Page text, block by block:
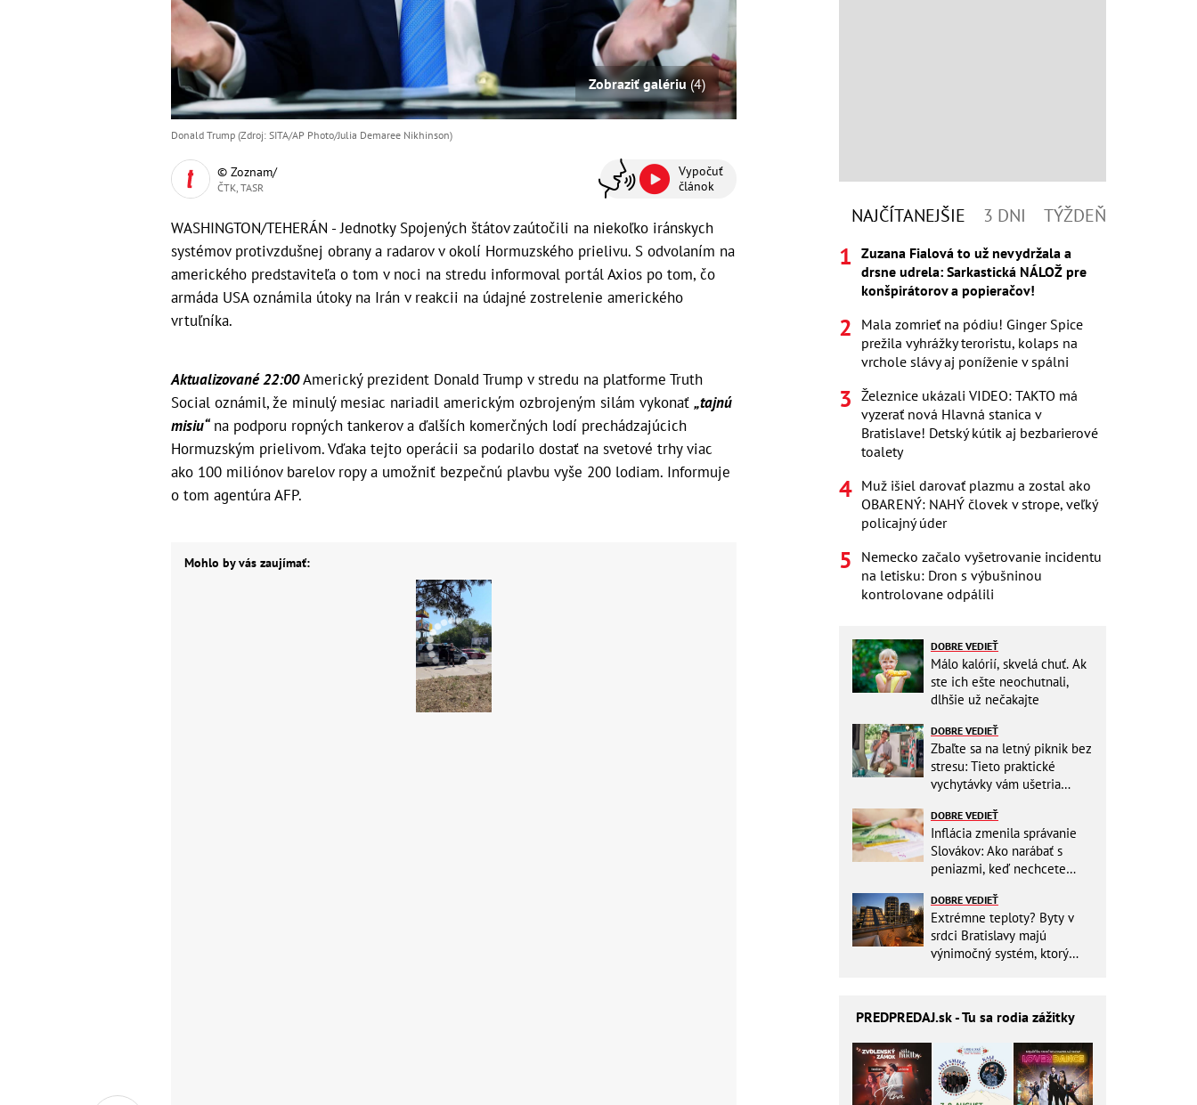
Zobraziť galériu (4)
Donald Trump (Zdroj: SITA/AP Photo/Julia Demaree Nikhinson)
© Zoznam/
ČTK, TASR
Vypočuť
článok
WASHINGTON/TEHERÁN - Jednotky Spojených štátov zaútočili na niekoľko iránskych
systémov protivzdušnej obrany a radarov v okolí Hormuzského prielivu. S odvolaním na
amerického predstaviteľa o tom v noci na stredu informoval portál Axios po tom, čo
armáda USA oznámila útoky na Irán v reakcii na údajné zostrelenie amerického
vrtuľníka.
Aktualizované 22:00Americký prezident Donald Trump v stredu na platforme Truth
Social oznámil, že minulý mesiac nariadil americkým ozbrojeným silám vykonať „tajnú
misiu“na podporu ropných tankerov a ďalších komerčných lodí prechádzajúcich
Hormuzským prielivom. Vďaka tejto operácii sa podarilo dostať na svetové trhy viac
ako 100 miliónov barelov ropy a umožniť bezpečnú plavbu vyše 200 lodiam. Informuje
o tom agentúra AFP.
Mohlo by vás zaujímať:
NAJČÍTANEJŠIE 3 DNI TÝŽDEŇ
Zuzana Fialová to už nevydržala a
drsne udrela: Sarkastická NÁLOŽ pre
konšpirátorov a popieračov!
Mala zomrieť na pódiu! Ginger Spice
prežila vyhrážky teroristu, kolaps na
vrchole slávy aj poníženie v spálni
Železnice ukázali VIDEO: TAKTO má
vyzerať nová Hlavná stanica v
Bratislave! Detský kútik aj bezbarierové
toalety
Muž išiel darovať plazmu a zostal ako
OBARENÝ: NAHÝ človek v strope, veľký
policajný úder
Nemecko začalo vyšetrovanie incidentu
na letisku: Dron s výbušninou
kontrolovane odpálili
DOBRE VEDIEŤ
Málo kalórií, skvelá chuť. Ak
ste ich ešte neochutnali,
dlhšie už nečakajte
DOBRE VEDIEŤ
Zbaľte sa na letný piknik bez
stresu: Tieto praktické
vychytávky vám ušetria
DOBRE VEDIEŤ
Inflácia zmenila správanie
Slovákov: Ako narábať s
peniazmi, keď nechcete
DOBRE VEDIEŤ
Extrémne teploty? Byty v
srdci Bratislavy majú
výnimočný systém, ktorý
PREDPREDAJ.sk - Tu sa rodia zážitky